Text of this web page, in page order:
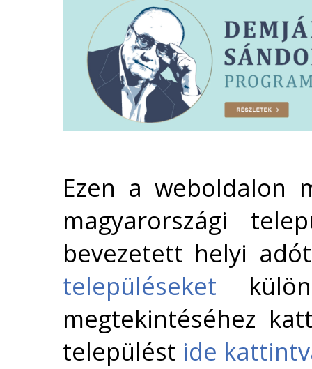
Ezen a weboldalon
magyarországi
bevezetett helyi
településeket
megtekintéséhez
települést ide